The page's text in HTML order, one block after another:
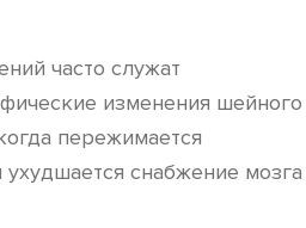
часто служат
изменения шейного
пережимается
ухудшается снабжение мозга